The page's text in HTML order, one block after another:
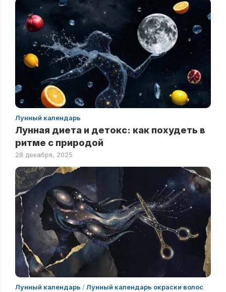
Лунный календарь
Лунная диета и детокс: как похудеть в
ритме с природой
28 декабря, 2025
Лунный календарь /Лунный календарь окраски волос